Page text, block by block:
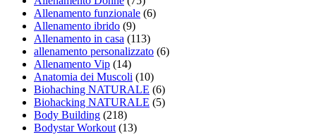
Allenamento funzionale (6)
Allenamento ibrido (9)
Allenamento in casa (113)
allenamento personalizzato (6)
Allenamento Vip (14)
Anatomia dei Muscoli (10)
Biohaching NATURALE (6)
Biohacking NATURALE (5)
Body Building (218)
Bodystar Workout (13)